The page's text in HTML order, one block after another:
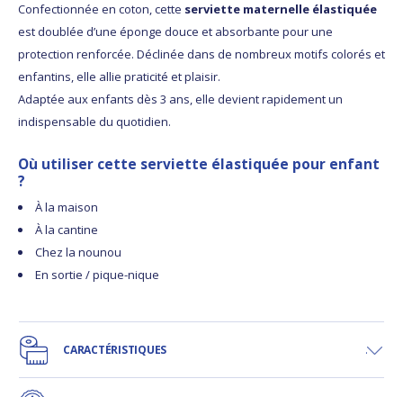
Confectionnée en coton, cette serviette maternelle élastiquée
est doublée d’une éponge douce et absorbante pour une
protection renforcée. Déclinée dans de nombreux motifs colorés et
enfantins, elle allie praticité et plaisir.
Adaptée aux enfants dès 3 ans, elle devient rapidement un
indispensable du quotidien.
Où utiliser cette serviette élastiquée pour enfant
?
À la maison
À la cantine
Chez la nounou
En sortie / pique-nique
CARACTÉRISTIQUES